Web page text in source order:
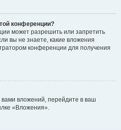
конференции?
может разрешить или запретить
вы не знаете, какие вложения
конференции для получения
вложений, перейдите в ваш
«Вложения».